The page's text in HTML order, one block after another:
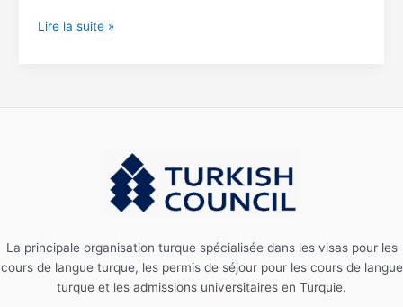
Lire la suite »
La principale organisation turque spécialisée dans les visas pour les
cours de langue turque, les permis de séjour pour les cours de langue
turque et les admissions universitaires en Turquie.